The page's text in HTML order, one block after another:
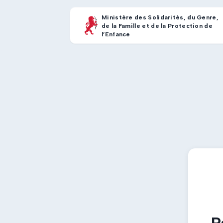
Ministère des Solidarités, du Genre,
de la Famille et de la Protection de
l’Enfance